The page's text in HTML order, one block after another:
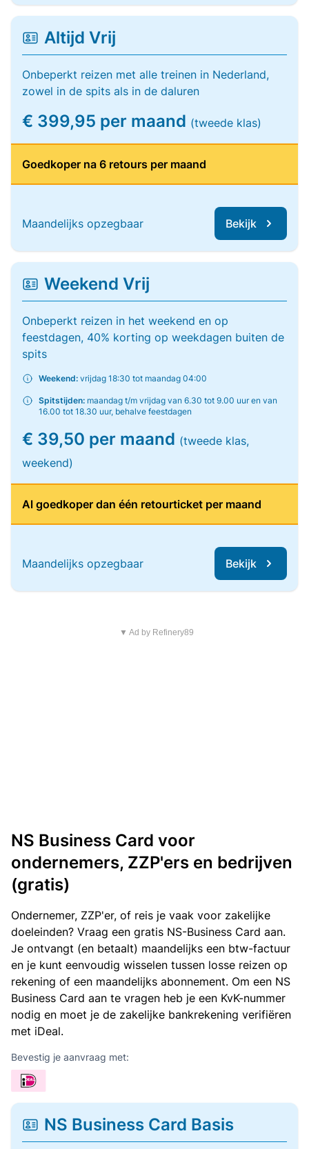
Altijd Vrij
Onbeperkt reizen met alle treinen in Nederland,
zowel in de spits als in de daluren
€ 399,95 per maand (tweede klas)
Goedkoper na 6 retours per maand
Maandelijks opzegbaar Bekijk
Weekend Vrij
Onbeperkt reizen in het weekend en op
feestdagen, 40% korting op weekdagen buiten de
spits
Weekend: vrijdag 18:30 tot maandag 04:00
Spitstijden: maandag t/m vrijdag van 6.30 tot 9.00 uur en van
16.00 tot 18.30 uur, behalve feestdagen
€ 39,50 per maand (tweede klas,
weekend)
Al goedkoper dan één retourticket per maand
Maandelijks opzegbaar Bekijk
▼ Ad by Refinery89
NS Business Card voor
ondernemers, ZZP'ers en bedrijven
(gratis)
Ondernemer, ZZP'er, of reis je vaak voor zakelijke
doeleinden? Vraag een gratis NS-Business Card aan.
Je ontvangt (en betaalt) maandelijks een btw-factuur
en je kunt eenvoudig wisselen tussen losse reizen op
rekening of een maandelijks abonnement. Om een NS
Business Card aan te vragen heb je een KvK-nummer
nodig en moet je de zakelijke bankrekening verifiëren
met iDeal.
Bevestig je aanvraag met:
NS Business Card Basis